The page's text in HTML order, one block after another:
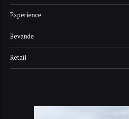
Experience
Bevande
Retail